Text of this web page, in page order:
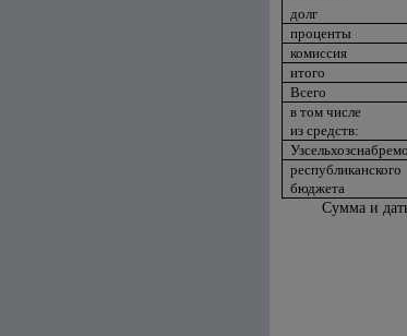
долг
проценты
комиссия
итого
Всего
в том числе
из средств:
республиканского
бюджета
Сумма и